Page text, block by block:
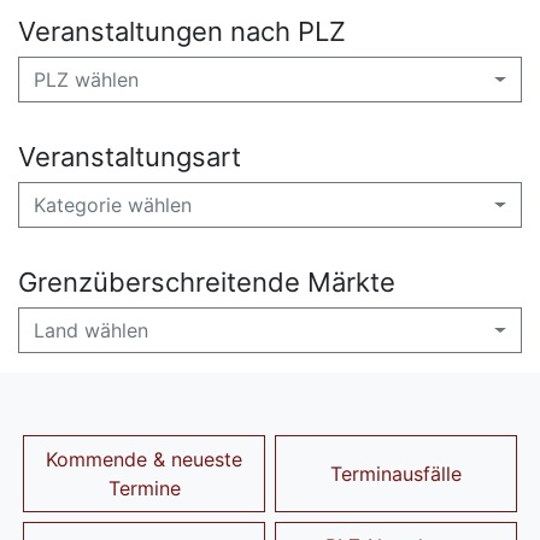
Veranstaltungen nach PLZ
PLZ wählen
Veranstaltungsart
Kategorie wählen
Grenzüberschreitende Märkte
Land wählen
Kommende & neueste
Termine
Terminausfälle